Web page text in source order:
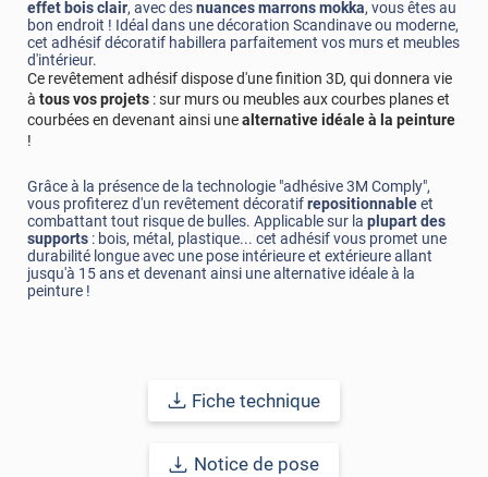
effet bois clair, avec desnuances marrons mokka, vous êtes au
bon endroit ! Idéal dans une décoration Scandinave ou moderne,
cet adhésif décoratif habillera parfaitement vos murs et meubles
d'intérieur.
Ce revêtement adhésif dispose d'une finition 3D, qui donnera vie
à tous vos projets : sur murs ou meubles aux courbes planes et
courbées en devenant ainsi unealternative idéale à la peinture
!
Grâce à la présence de la technologie "adhésive 3M Comply",
vous profiterez d'un revêtement décoratifrepositionnableet
combattant tout risque de bulles. Applicable sur la plupart des
supports : bois, métal, plastique... cet adhésif vous promet une
durabilité longue avec une pose intérieure et extérieure allant
jusqu'à 15 ans et devenant ainsi une alternative idéale à la
peinture !
Fiche technique
Notice de pose